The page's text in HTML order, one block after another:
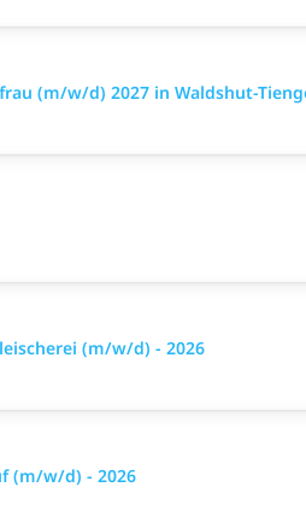
(m/w/d) 2027 in Waldshut-
(m/w/d) - 2026
(m/w/d) - 2026